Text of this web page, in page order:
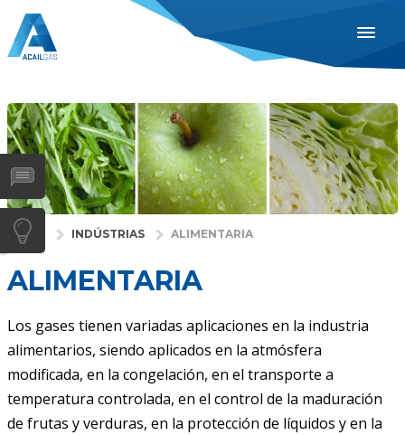
ESPAÑOL
PORTUGUÊS
INDUSTRIAS
SAÚDE
GASES
EMPRESA
DISTRIBUIDORES
NOTÍCIAS
CONTACTOS
ACAIL GÁS MEDICARE
INÍCIO INDÚSTRIAS ALIMENTARIA
ALIMENTARIA
Los gases tienen variadas aplicaciones en la industria
alimentarios, siendo aplicados en la atmósfera
modificada, en la congelación, en el transporte a
temperatura controlada, en el control de la maduración
de frutas y verduras, en la protección de líquidos y en la